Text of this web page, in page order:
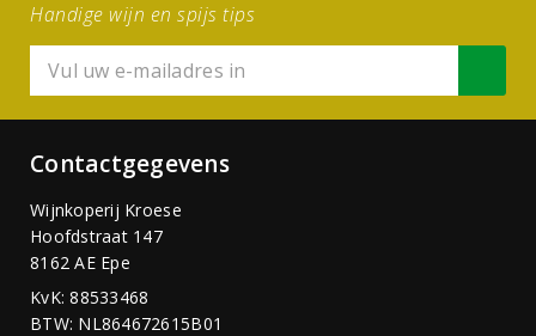
Handige wijn en spijs tips
Contactgegevens
Wijnkoperij Kroese
Hoofdstraat 147
8162 AE Epe
KvK: 88533468
BTW: NL864672615B01